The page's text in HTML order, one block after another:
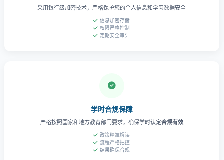
采用银行级加密技术，严格保护您的个人信息和学习数据安全
信息加密存储
权限严格控制
定期安全审计
学时合规保障
严格按照国家和地方教育部门要求，确保学时认定合规有效
政策精准解读
流程严格把控
结果确保合规